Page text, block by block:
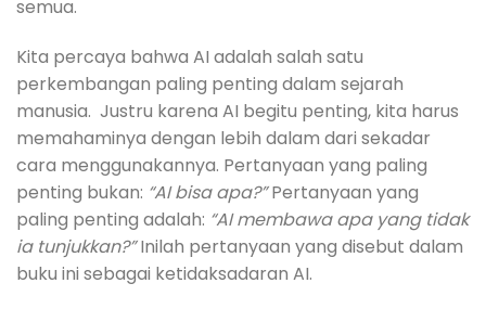
semua.
Kita percaya bahwa AI adalah salah satu
perkembangan paling penting dalam sejarah
manusia. Justru karena AI begitu penting, kita harus
memahaminya dengan lebih dalam dari sekadar
cara menggunakannya. Pertanyaan yang paling
penting bukan: “AI bisa apa?”Pertanyaan yang
paling penting adalah: “AI membawa apa yang tidak
ia tunjukkan?”Inilah pertanyaan yang disebut dalam
buku ini sebagai ketidaksadaran AI.